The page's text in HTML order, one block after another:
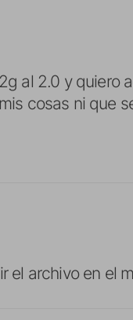
al 2.0 y quiero
cosas ni que
el archivo en el